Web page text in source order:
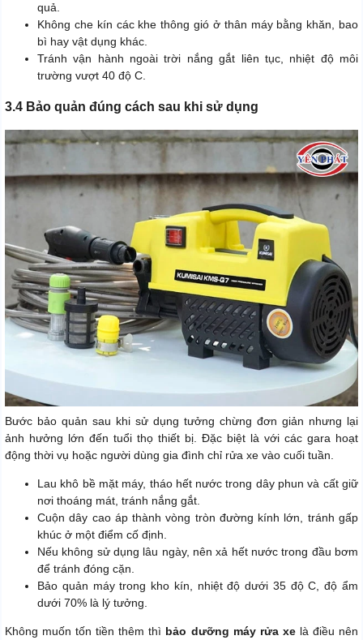
quả.
Không che kín các khe thông gió ở thân máy bằng khăn, bao
bì hay vật dụng khác.
Tránh vận hành ngoài trời nắng gắt liên tục, nhiệt độ môi
trường vượt 40 độ C.
3.4 Bảo quản đúng cách sau khi sử dụng
Bước bảo quản sau khi sử dụng tưởng chừng đơn giản nhưng lại
ảnh hưởng lớn đến tuổi thọ thiết bị. Đặc biệt là với các gara hoạt
động thời vụ hoặc người dùng gia đình chỉ rửa xe vào cuối tuần.
Lau khô bề mặt máy, tháo hết nước trong dây phun và cất giữ
nơi thoáng mát, tránh nắng gắt.
Cuộn dây cao áp thành vòng tròn đường kính lớn, tránh gấp
khúc ở một điểm cố định.
Nếu không sử dụng lâu ngày, nên xả hết nước trong đầu bơm
để tránh đóng cặn.
Bảo quản máy trong kho kín, nhiệt độ dưới 35 độ C, độ ẩm
dưới 70% là lý tưởng.
Không muốn tốn tiền thêm thì bảo dưỡng máy rửa xelà điều nên